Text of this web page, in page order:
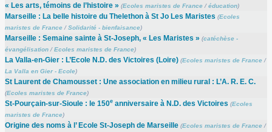
« Les arts, témoins de l’histoire » (Ecoles maristes de France/éducation)
Marseille : La belle histoire du Thelethon à St Jo Les Maristes (Ecoles
maristes de France/Solidarité - bienfaisance)
Marseille : Semaine sainte à St-Joseph, « Les Maristes » (catéchèse -
évangélisation/Ecoles maristes de France)
La Valla-en-Gier : L’Ecole N.D. des Victoires (Loire) (Ecoles maristes de France/
La Valla en Gier - Ecole)
St Laurent de Chamousset : Une association en milieu rural : L’A. R. E. C.
(Ecoles maristes de France)
St-Pourçain-sur-Sioule : le 150eanniversaire à N.D. des Victoires (Ecoles
maristes de France)
Origine des noms à l’ Ecole St-Joseph de Marseille (Ecoles maristes de France/